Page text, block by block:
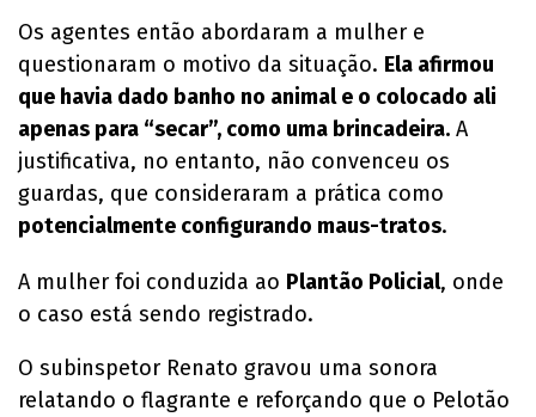
Os agentes então abordaram a mulher e
questionaram o motivo da situação. Ela afirmou
que havia dado banho no animal e o colocado ali
apenas para “secar”, como uma brincadeira. A
justificativa, no entanto, não convenceu os
guardas, que consideraram a prática como
potencialmente configurando maus-tratos.
A mulher foi conduzida ao Plantão Policial, onde
o caso está sendo registrado.
O subinspetor Renato gravou uma sonora
relatando o flagrante e reforçando que o Pelotão